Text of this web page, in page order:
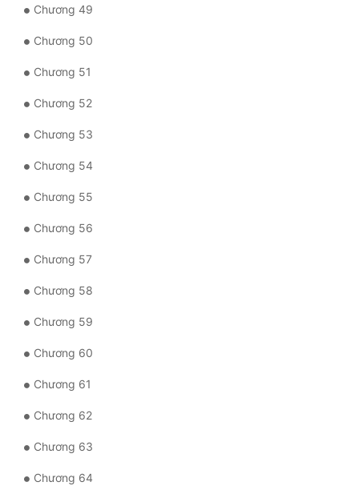
Tính Cách Nhân Vật :
Cơ Trí
Sát Phạt Quyết Đoán
Vô Sỉ
Chương 49
Chương 50
Chương 51
Chương 52
Chương 53
Chương 54
Chương 55
Chương 56
Chương 57
Chương 58
Chương 59
Chương 60
Chương 61
Chương 62
Chương 63
Chương 64